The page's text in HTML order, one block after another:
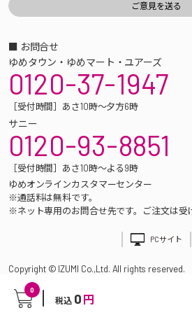
0
税込 0 円
■ お問合せ
ゆめタウン・ゆめマート・ユアーズ
0120-37-1947
［受付時間］あさ10時～夕方6時
サニー
0120-93-8851
［受付時間］あさ10時～よる9時
ゆめオンラインカスタマーセンター
※通話料は無料です。
※ネット専用のお問合せ先です。ご注文は受
PCサイト
Copyright © IZUMI Co.,Ltd. All rights reserved.